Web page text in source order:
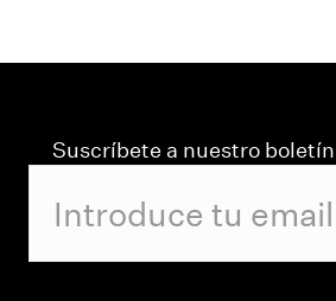
Suscríbete a nuestro boletín